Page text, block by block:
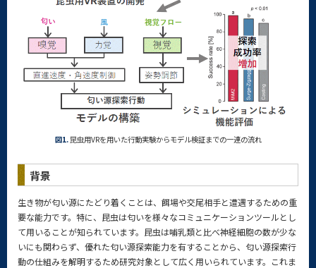
図1. 昆虫用VRを用いた行動実験からモデル検証までの一連の流れ
背景
生き物が匂い源にたどり着くことは、餌場や交尾相手と遭遇するための重
要な能力です。特に、昆虫は匂いを様々なコミュニケーションツールとし
て用いることが知られています。昆虫は哺乳類と比べ神経細胞の数が少な
いにも関わらず、優れた匂い源探索能力を有することから、匂い源探索行
動の仕組みを解明するため研究対象として広く用いられています。これま